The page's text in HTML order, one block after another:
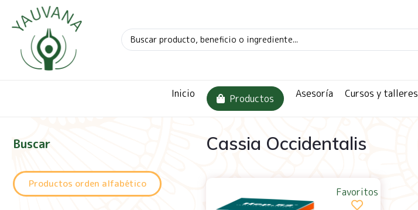
Inicio Productos Asesoría Cursos y talleres
Buscar
Productos orden alfabético
Cassia Occidentalis
Favoritos